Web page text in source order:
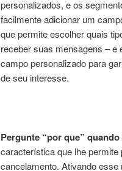
personalizados, e os
facilmente adicionar um
que permite escolher quais
receber suas mensagens –
campo personalizado para
de seu interesse.
Pergunte “por que”
característica que lhe
cancelamento. Ativando